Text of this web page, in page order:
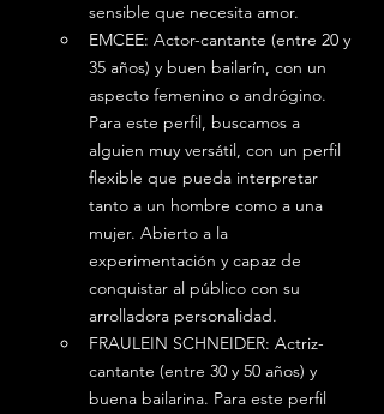
sensible que necesita amor.
EMCEE: Actor-cantante (entre 20 y
35 años) y buen bailarín, con un
aspecto femenino o andrógino.
Para este perfil, buscamos a
alguien muy versátil, con un perfil
flexible que pueda interpretar
tanto a un hombre como a una
mujer. Abierto a la
experimentación y capaz de
conquistar al público con su
arrolladora personalidad.
FRAULEIN SCHNEIDER: Actriz-
cantante (entre 30 y 50 años) y
buena bailarina. Para este perfil